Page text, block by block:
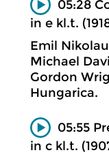
05:28
in e kl.t.
Emil
Michael
Gordon
Hungarica.
05:55
in c kl.t.